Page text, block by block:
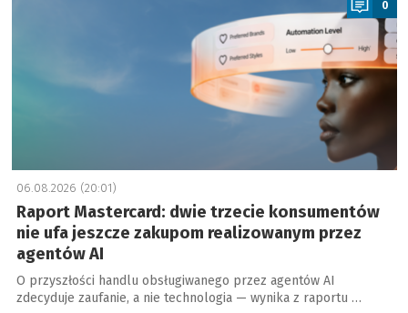
0
06.08.2026 (20:01)
Raport Mastercard: dwie trzecie konsumentów
nie ufa jeszcze zakupom realizowanym przez
agentów AI
O przyszłości handlu obsługiwanego przez agentów AI
zdecyduje zaufanie, a nie technologia — wynika z raportu …